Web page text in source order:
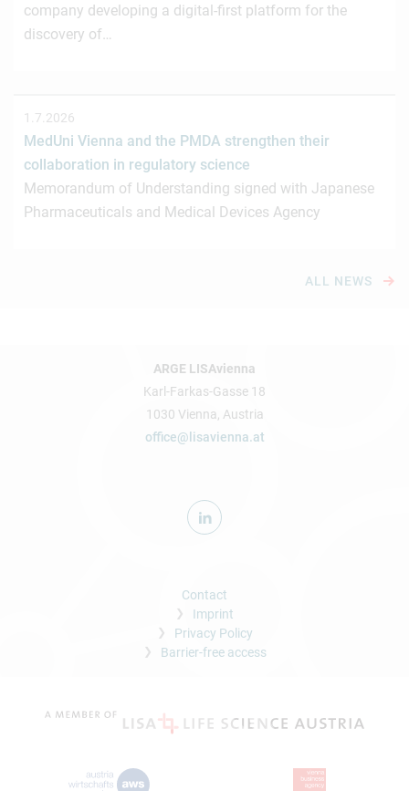
company developing a digital-first platform for the
discovery of…
1.7.2026
MedUni Vienna and the PMDA strengthen their
collaboration in regulatory science
Memorandum of Understanding signed with Japanese
Pharmaceuticals and Medical Devices Agency
ALL NEWS
ARGE LISAvienna
Karl-Farkas-Gasse 18
1030 Vienna, Austria
office@lisavienna.at
Contact
Imprint
Privacy Policy
Barrier-free access